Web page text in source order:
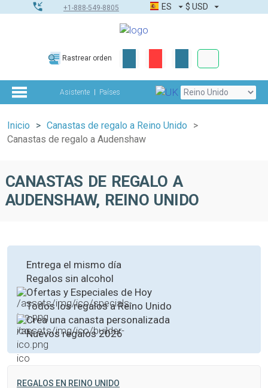
+1-888-549-8805 ES $ USD
Rastrear orden
Asistente Países
Inicio
Canastas de regalo a Reino Unido
Canastas de regalo a Audenshaw
CANASTAS DE REGALO A
AUDENSHAW, REINO UNIDO
Entrega el mismo día
Regalos sin alcohol
Ofertas y Especiales de Hoy
Todos los regalos a Reino Unido
Crea una canasta personalizada
Nuevos regalos 2026
REGALOS EN REINO UNIDO